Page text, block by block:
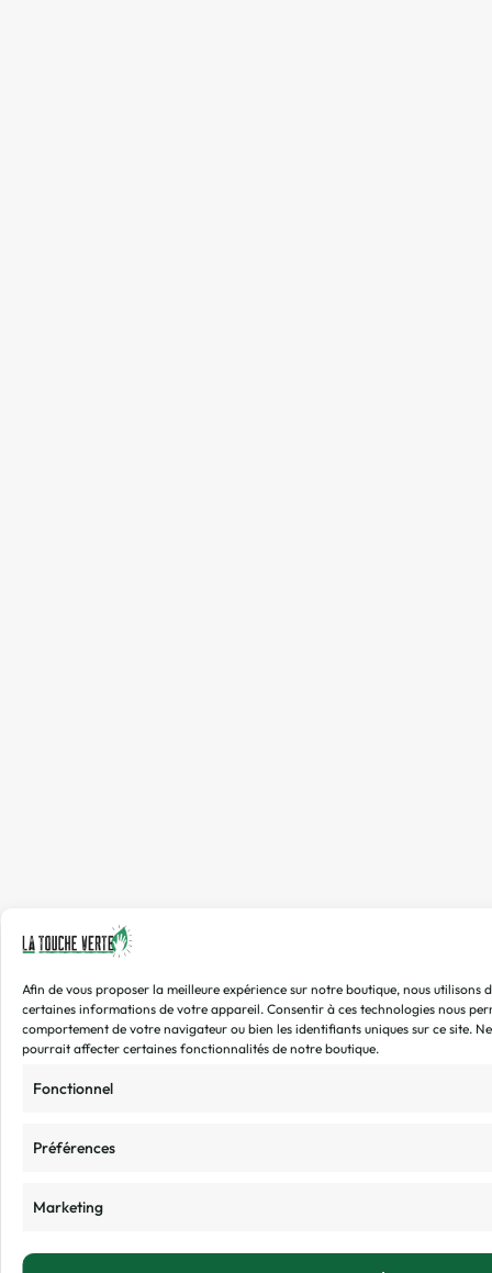
Afin de vous proposer la meilleure expérience sur notre boutique, nous utilisons
certaines informations de votre appareil. Consentir à ces technologies nous
comportement de votre navigateur ou bien les identifiants uniques sur ce site.
pourrait affecter certaines fonctionnalités de notre boutique.
Fonctionnel
Préférences
Marketing